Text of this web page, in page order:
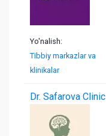
Yo'nalish:
Tibbiy markazlar va
klinikalar
Dr. Safarova Clinic